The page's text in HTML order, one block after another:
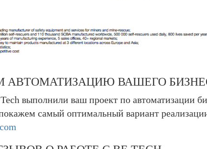
АВТОМАТИЗАЦИЮ ВАШЕГО
выполнили ваш проект по автоматизации
самый оптимальный вариант